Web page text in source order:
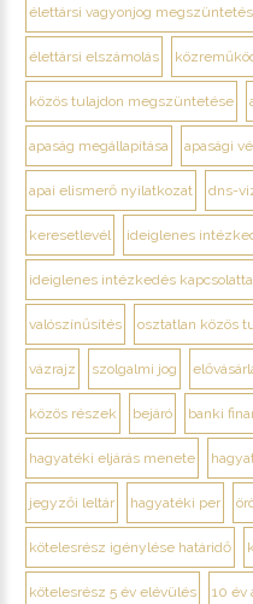
élettársi vagyonjog
élettársi elszámolás
közös tulajdon megszüntetése
apaság megállapítása apasági
apai elismerő nyilatkozat dns-
keresetlevél ideiglenes
ideiglenes intézkedés
valószínűsítés osztatlan közös
vázrajz szolgalmi jog
közös részek bejáró banki
hagyatéki eljárás menete
jegyzői leltár hagyatéki per
kötelesrész igénylése határidő
kötelesrész 5 év elévülés 10 év